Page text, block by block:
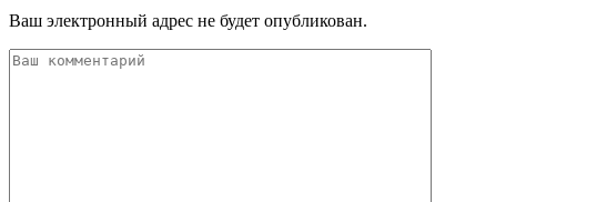
Ваш электронный адрес не будет опубликован.